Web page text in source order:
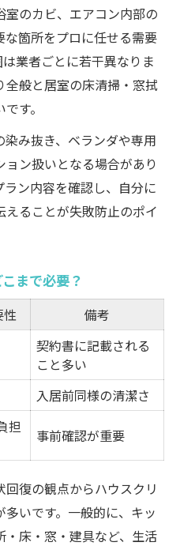
のカビ、エアコン内部の
箇所をプロに任せる需要
業者ごとに若干異なりま
般と居室の床清掃・窓拭
す。
み抜き、ベランダや専用
ン扱いとなる場合があり
ン内容を確認し、自分に
ることが失敗防止のポイ
まで必要？
性
備考
契約書に記載される
こと多い
入居前同様の清潔さ
担
事前確認が重要
復の観点からハウスクリ
いです。一般的に、キッ
床・窓・建具など、生活